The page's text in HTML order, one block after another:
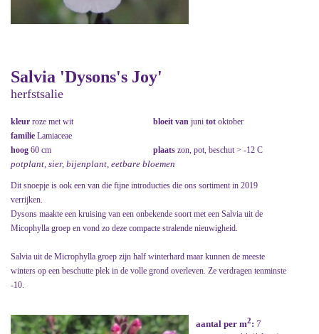
Salvia 'Dysons's Joy'
herfstsalie
kleur roze met wit bloeit van juni tot oktober
familie Lamiaceae
hoog 60 cm plaats zon, pot, beschut > -12 C
potplant, sier, bijenplant, eetbare bloemen
Dit snoepje is ook een van die fijne introducties die ons sortiment in 2019
verrijken.
Dysons maakte een kruising van een onbekende soort met een Salvia uit de
Micophylla groep en vond zo deze compacte stralende nieuwigheid.
Salvia uit de Microphylla groep zijn half winterhard maar kunnen de meeste
winters op een beschutte plek in de volle grond overleven. Ze verdragen tenminste
-10.
aantal per m2: 7